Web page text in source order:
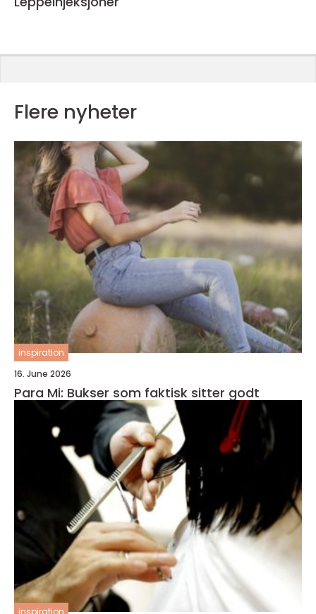
Flere nyheter
inspiration
16. June 2026
Para Mi: Bukser som faktisk sitter godt
inspiration